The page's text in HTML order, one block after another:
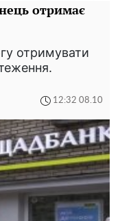
отримає
отримувати
12:32 08.10